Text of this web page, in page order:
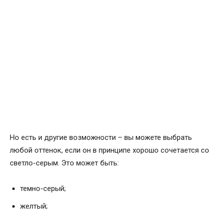
Но есть и другие возможности – вы можете выбрать
любой оттенок, если он в принципе хорошо сочетается со
светло-серым. Это может быть:
темно-серый;
желтый;